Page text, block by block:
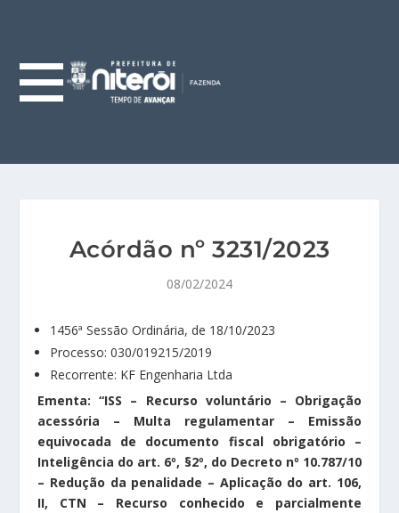
Acórdão nº 3231/2023
08/02/2024
1456ª Sessão Ordinária, de 18/10/2023
Processo: 030/019215/2019
Recorrente: KF Engenharia Ltda
Ementa: “ISS – Recurso voluntário – Obrigação
acessória – Multa regulamentar – Emissão
equivocada de documento fiscal obrigatório –
Inteligência do art. 6º, §2º, do Decreto nº 10.787/10
– Redução da penalidade – Aplicação do art. 106,
II, CTN – Recurso conhecido e parcialmente